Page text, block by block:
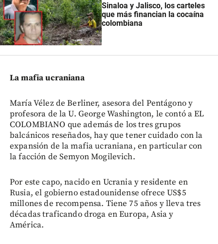
Sinaloa y Jalisco, los carteles
que más financian la cocaína
colombiana
La mafia ucraniana
María Vélez de Berliner, asesora del Pentágono y
profesora de la U. George Washington, le contó a EL
COLOMBIANO que además de los tres grupos
balcánicos reseñados, hay que tener cuidado con la
expansión de la mafia ucraniana, en particular con
la facción de Semyon Mogilevich.
Por este capo, nacido en Ucrania y residente en
Rusia, el gobierno estadounidense ofrece US$5
millones de recompensa. Tiene 75 años y lleva tres
décadas traficando droga en Europa, Asia y
América.